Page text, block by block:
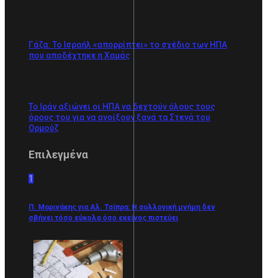
Γάζα: Το Ισραήλ «απορρίπτει» το σχέδιο των ΗΠΑ
που αποδέχτηκε η Χαμάς
Το Ιράν αξιώνει οι ΗΠΑ να δεχτούν όλους τους
όρους του για να ανοίξουν ξανά τα Στενά του
Ορμούζ
Επιλεγμένα
1
Π. Μαρινάκης για Αλ. Τσίπρα: Η συλλογική μνήμη δεν
σβήνει τόσο εύκολα όσο εκείνος πιστεύει